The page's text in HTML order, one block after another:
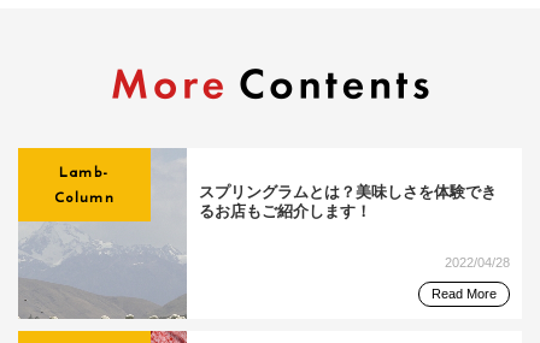
スプリングラムとは？美味しさを体験でき
るお店もご紹介します！
Lamb-
Column
2022/04/28
Read More